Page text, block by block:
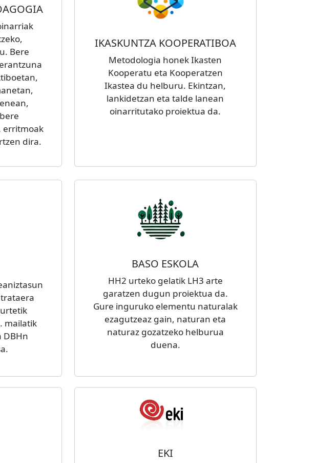
Bere
erritmoak
dira.
IKASKUNTZA KOOPERATIBOA
Metodologia honek Ikasten
Kooperatu eta Kooperatzen
Ikastea du helburu. Ekintzan,
lankidetzan eta talde lanean
oinarritutako proiektua da.
mailatik
DBHn
BASO ESKOLA
HH2 urteko gelatik LH3 arte
garatzen dugun proiektua da.
Gure inguruko elementu naturalak
ezagutzeaz gain, naturan eta
naturaz gozatzeko helburua
duena.
EKI